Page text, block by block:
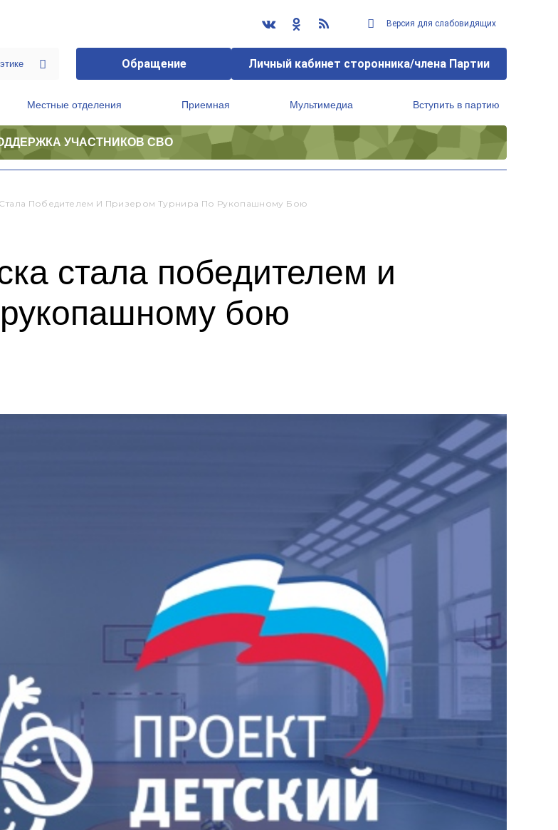
Версия для слабовидящих
Обращение Личный кабинет сторонника/члена Партии
Местные отделения Приемная Мультимедиа Вступить в партию
УЧАСТНИКОВ СВО
Победителем И Призером Турнира По Рукопашному Бою
стала победителем и
бою